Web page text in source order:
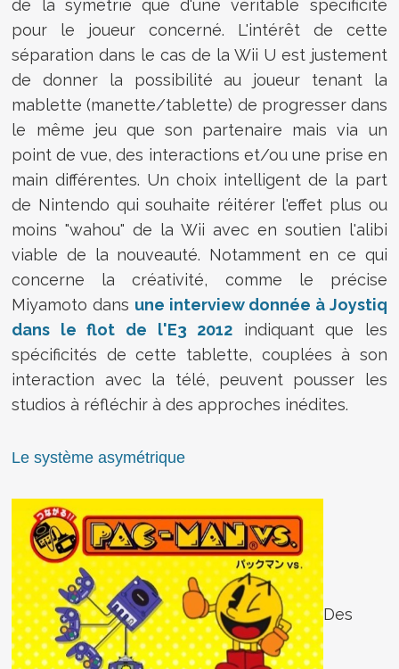
de la symétrie que d'une véritable spécificité
pour le joueur concerné. L'intérêt de cette
séparation dans le cas de la Wii U est justement
de donner la possibilité au joueur tenant la
mablette (manette/tablette) de progresser dans
le même jeu que son partenaire mais via un
point de vue, des interactions et/ou une prise en
main différentes. Un choix intelligent de la part
de Nintendo qui souhaite réitérer l'effet plus ou
moins "wahou" de la Wii avec en soutien l'alibi
viable de la nouveauté. Notamment en ce qui
concerne la créativité, comme le précise
Miyamoto dans une interview donnée à Joystiq
dans le flot de l'E3 2012 indiquant que les
spécificités de cette tablette, couplées à son
interaction avec la télé, peuvent pousser les
studios à réfléchir à des approches inédites.
Le système asymétrique
Des